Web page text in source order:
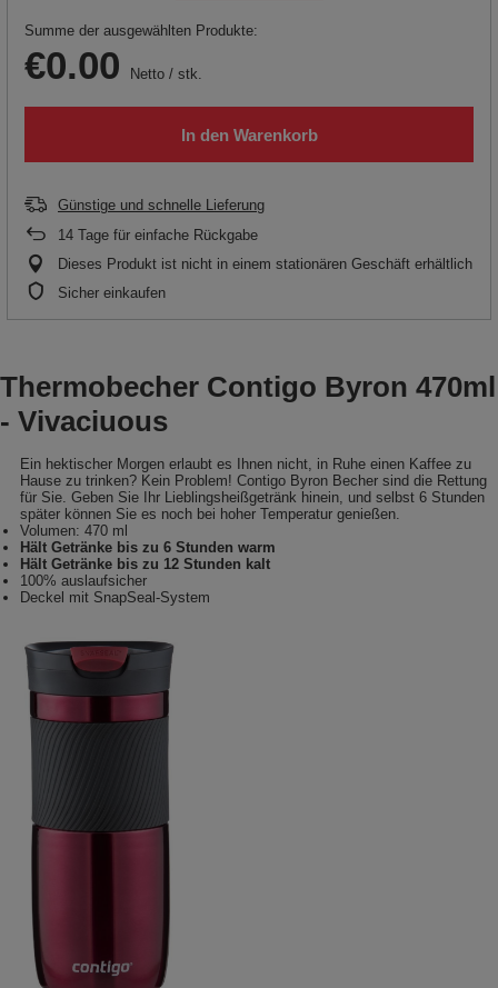
Summe der ausgewählten Produkte:
€0.00 Netto / stk.
In den Warenkorb
Günstige und schnelle Lieferung
14 Tage für einfache Rückgabe
Dieses Produkt ist nicht in einem stationären Geschäft erhältlich
Sicher einkaufen
Thermobecher Contigo Byron 470ml
- Vivaciuous
Ein hektischer Morgen erlaubt es Ihnen nicht, in Ruhe einen Kaffee zu
Hause zu trinken? Kein Problem! Contigo Byron Becher sind die Rettung
für Sie. Geben Sie Ihr Lieblingsheißgetränk hinein, und selbst 6 Stunden
später können Sie es noch bei hoher Temperatur genießen.
Volumen: 470 ml
Hält Getränke bis zu 6 Stunden warm
Hält Getränke bis zu 12 Stunden kalt
100% auslaufsicher
Deckel mit SnapSeal-System